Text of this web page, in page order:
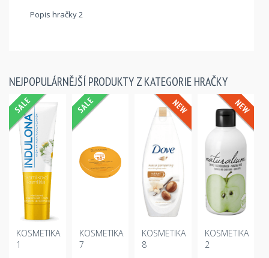
Popis hračky 2
NEJPOPULÁRNĚJŠÍ PRODUKTY Z KATEGORIE HRAČKY
KOSMETIKA
1
KOSMETIKA
7
KOSMETIKA
8
KOSMETIKA
2